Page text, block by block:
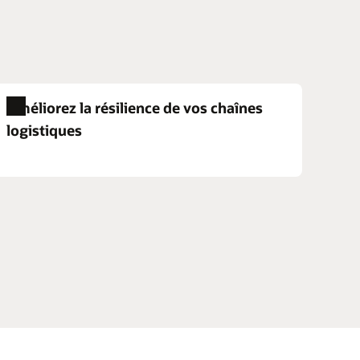
Améliorez la résilience de vos chaînes
logistiques